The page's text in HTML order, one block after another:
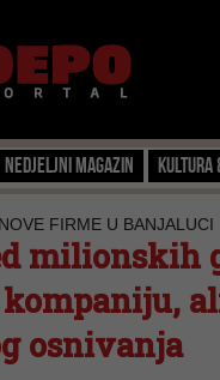
Nedjeljni magazin Kultura
FIRME U BANJALUCI
milionskih
osnivanja